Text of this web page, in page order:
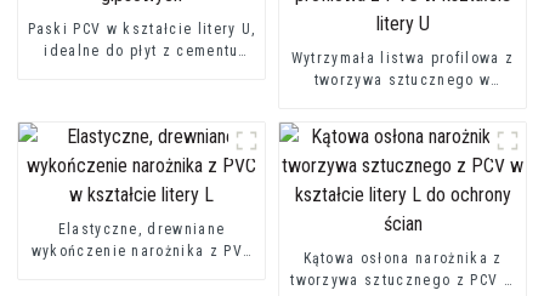
Paski PCV w kształcie litery U,
idealne do płyt z cementu
Wytrzymała listwa profilowa z
tworzywa sztucznego w
litery U
Elastyczne, drewniane
wykończenie narożnika z PVC
Kątowa osłona narożnika z
tworzywa sztucznego z PCV w